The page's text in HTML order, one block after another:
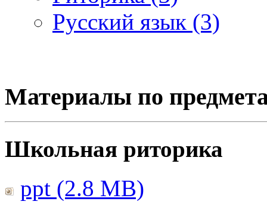
Русский язык (3)
Материалы по
Школьная риторика
ppt (2.8 MB)